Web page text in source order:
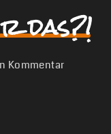
das?!
Kommentar